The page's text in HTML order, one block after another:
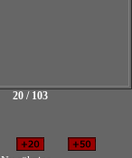
20 / 103